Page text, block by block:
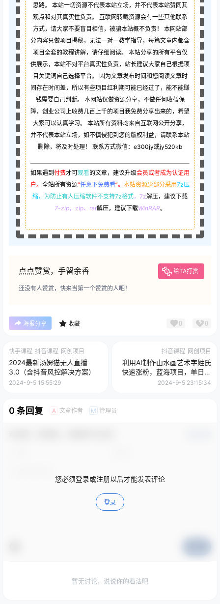
思路。 本站一切资源不代表本站立场，并不代表本站赞同其
观点和对其真实性负责。 互联网转载资源会有一些其他联系
方式，请大家不要盲目相信，被骗本站概不负责！ 本网站部
分内容只做项目揭秘，无法一对一教学指导，每篇文章内都含
项目全套的教程讲解，请仔细阅读。 本站分享的所有平台仅
供展示，本站不对平台真实性负责，站长建议大家自己根据项
目关键词自己选择平台。 因为文章发布时间和您阅读文章时
间存在时间差，所以有些项目红利期可能已经过了，能不能赚
钱需要自己判断。 本网站仅做资源分享，不做任何收益保
障，创业公司上收费几百上千的项目我免费分享出来的，希望
大家可以认真学习。 本站所有资料均来自互联网公开分享，
并不代表本站立场，如不慎侵犯到您的版权利益，请联系本站
删除，将及时处理！ 联系方式微信：e300jy或jy520kb
如果遇到 付费才可观看的文章，建议升级会员或者成为认证用
户。 全站所有资源“任意下免费看”。 本站资源少部分采用7z压
缩， 为防止有人压缩软件不支持7z格式，7z解压，建议下载
7-zip，zip、rar解压，建议下载WinRAR。
点点赞赏，手留余香 给TA打赏
还没有人赞赏，快来当第一个赞赏的人吧！
海报分享 收藏 0 0
快手课程 抖音课程 网创项目
2024最新汤姆猫无人直播
3.0（含抖音风控解决方案）
2024-9-5 15:55:29
抖音课程 网创项目
利用AI制作山水画艺术字姓氏
快速涨粉，蓝海项目，单日变
现500+
2024-9-5 23:15:34
0 条回复 A 文章作者 M 管理员
您必须登录或注册以后才能发表评论
登录
暂无讨论，说说你的看法吧